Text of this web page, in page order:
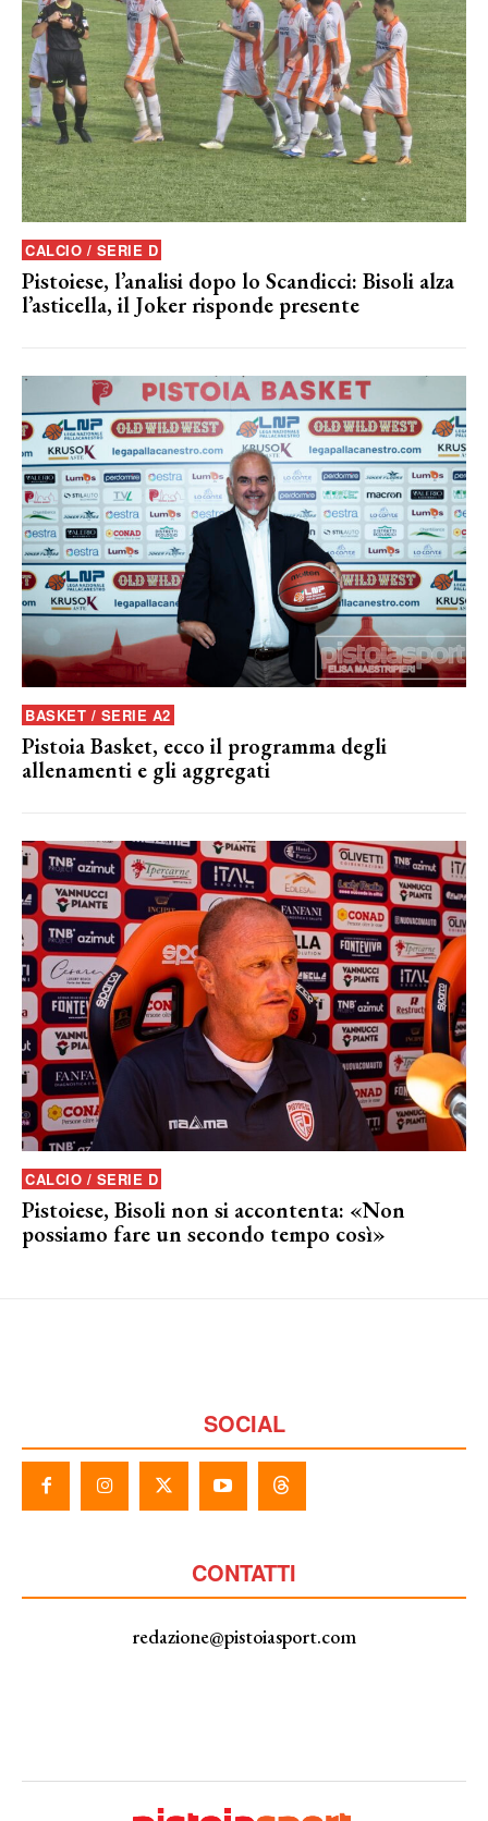
CALCIO / SERIE D
Pistoiese, l’analisi dopo lo Scandicci: Bisoli alza
l’asticella, il Joker risponde presente
BASKET / SERIE A2
Pistoia Basket, ecco il programma degli
allenamenti e gli aggregati
CALCIO / SERIE D
Pistoiese, Bisoli non si accontenta: «Non
possiamo fare un secondo tempo così»
SOCIAL
CONTATTI
redazione@pistoiasport.com